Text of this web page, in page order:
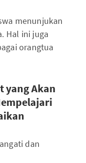
menunjukan
Hal ini juga
orangtua
yang Akan
dan